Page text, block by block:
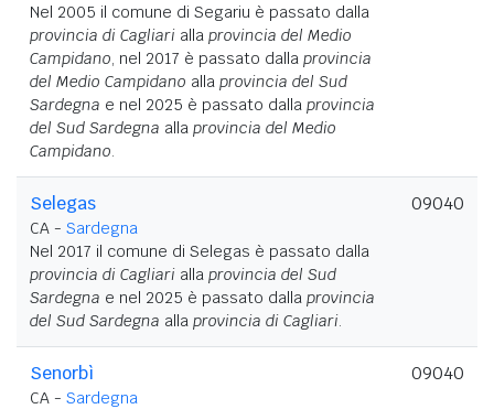
Nel 2005 il comune di Segariu è passato dalla
provincia di Cagliari alla provincia del Medio
Campidano, nel 2017 è passato dalla provincia
del Medio Campidano alla provincia del Sud
Sardegna e nel 2025 è passato dalla provincia
del Sud Sardegna alla provincia del Medio
Campidano.
Selegas
CA - Sardegna
Nel 2017 il comune di Selegas è passato dalla
provincia di Cagliari alla provincia del Sud
Sardegna e nel 2025 è passato dalla provincia
del Sud Sardegna alla provincia di Cagliari.
09040
Senorbì
CA - Sardegna
09040